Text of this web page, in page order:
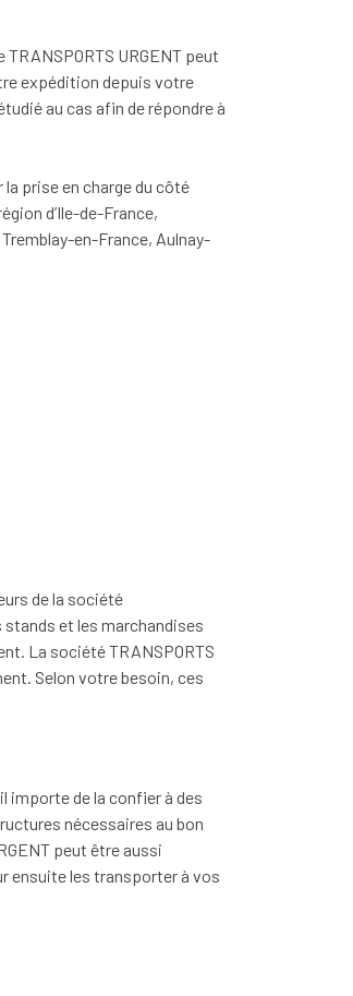
URGENT peut
expédition depuis votre
au cas afin de répondre à
prise en charge du côté
d’Ile-de-France,
en-France, Aulnay-
de la société
et les marchandises
La société TRANSPORTS
Selon votre besoin, ces
importe de la confier à des
nécessaires au bon
peut être aussi
ensuite les transporter à vos